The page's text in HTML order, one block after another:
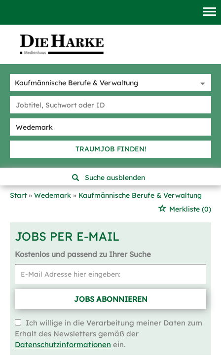
TRAUMJOB FINDEN!
Suche ausblenden
Start
Wedemark
Kaufmännische Berufe & Verwaltung
Merkliste (0)
JOBS PER E-MAIL
Kostenlos und passend zu Ihrer Suche
JOBS ABONNIEREN
Ich willige in die Verarbeitung meiner Daten zum
Erhalt des Newsletters gemäß der
Datenschutzinformationen ein.